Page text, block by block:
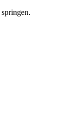
springen.